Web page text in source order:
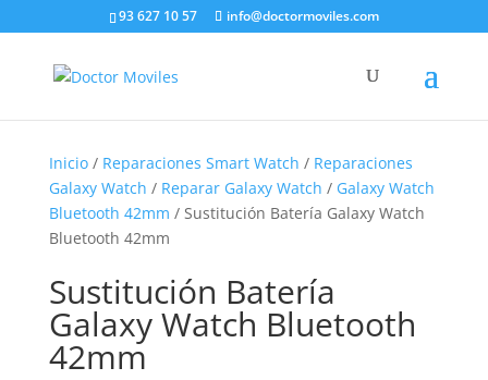
93 627 10 57 info@doctormoviles.com
Inicio/ Reparaciones Smart Watch / Reparaciones
Galaxy Watch / Reparar Galaxy Watch / Galaxy Watch
Bluetooth 42mm / Sustitución Batería Galaxy Watch
Bluetooth 42mm
Sustitución Batería
Galaxy Watch Bluetooth
42mm